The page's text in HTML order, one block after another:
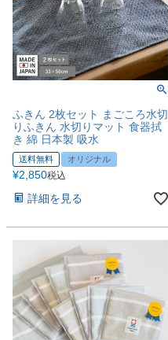
ふきん 2枚セット まごころ水切
りふきん 水切りマット 食器拭
き 綿 日本製 吸水
送料無料 オリジナル
¥2,850税込
詳細を見る